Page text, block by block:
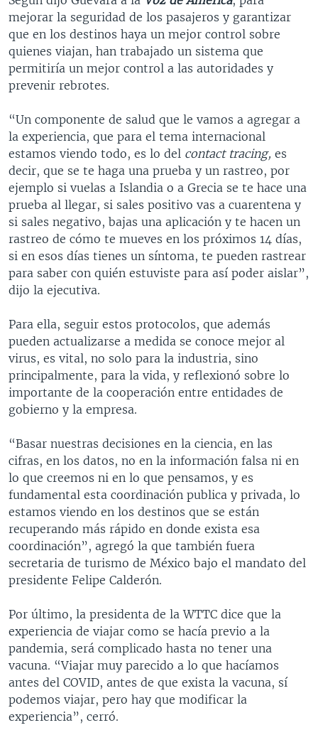
mejorar la seguridad de los pasajeros y garantizar
que en los destinos haya un mejor control sobre
quienes viajan, han trabajado un sistema que
permitiría un mejor control a las autoridades y
prevenir rebrotes.
“Un componente de salud que le vamos a agregar a
la experiencia, que para el tema internacional
estamos viendo todo, es lo del contact tracing, es
decir, que se te haga una prueba y un rastreo, por
ejemplo si vuelas a Islandia o a Grecia se te hace una
prueba al llegar, si sales positivo vas a cuarentena y
si sales negativo, bajas una aplicación y te hacen un
rastreo de cómo te mueves en los próximos 14 días,
si en esos días tienes un síntoma, te pueden rastrear
para saber con quién estuviste para así poder aislar”,
dijo la ejecutiva.
Para ella, seguir estos protocolos, que además
pueden actualizarse a medida se conoce mejor al
virus, es vital, no solo para la industria, sino
principalmente, para la vida, y reflexionó sobre lo
importante de la cooperación entre entidades de
gobierno y la empresa.
“Basar nuestras decisiones en la ciencia, en las
cifras, en los datos, no en la información falsa ni en
lo que creemos ni en lo que pensamos, y es
fundamental esta coordinación publica y privada, lo
estamos viendo en los destinos que se están
recuperando más rápido en donde exista esa
coordinación”, agregó la que también fuera
secretaria de turismo de México bajo el mandato del
presidente Felipe Calderón.
Por último, la presidenta de la WTTC dice que la
experiencia de viajar como se hacía previo a la
pandemia, será complicado hasta no tener una
vacuna. “Viajar muy parecido a lo que hacíamos
antes del COVID, antes de que exista la vacuna, sí
podemos viajar, pero hay que modificar la
experiencia”, cerró.